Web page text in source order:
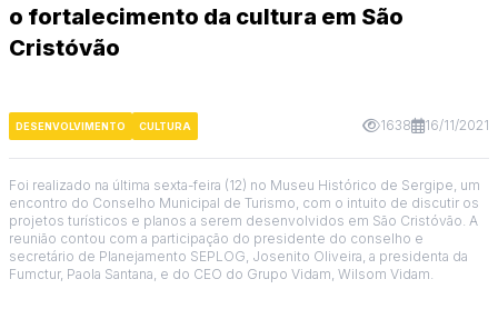
o fortalecimento da cultura em São
Cristóvão
DESENVOLVIMENTO CULTURA 1638 16/11/2021
Foi realizado na última sexta-feira (12) no Museu Histórico de Sergipe, um
encontro do Conselho Municipal de Turismo, com o intuito de discutir os
projetos turísticos e planos a serem desenvolvidos em São Cristóvão. A
reunião contou com a participação do presidente do conselho e
secretário de Planejamento SEPLOG, Josenito Oliveira, a presidenta da
Fumctur, Paola Santana, e do CEO do Grupo Vidam, Wilsom Vidam.